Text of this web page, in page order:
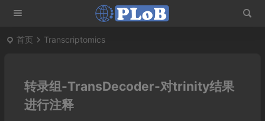
首页 Transcriptomics
转录组-TransDecoder-对trinity结果
进行注释